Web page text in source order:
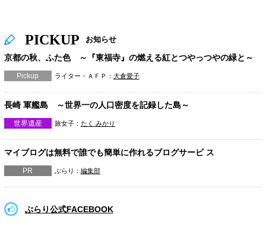
PICKUP お知らせ
京都の秋、ふた色 ～『東福寺』の燃える紅とつやっつやの緑と～
Pickup ライター・ＡＦＰ： 大倉愛子
長崎 軍艦島 ～世界一の人口密度を記録した島～
世界遺産 旅女子： たく みかり
マイブログは無料で誰でも簡単に作れるブログサービ ス
PR ぶらり： 編集部
ぶらり公式FACEBOOK